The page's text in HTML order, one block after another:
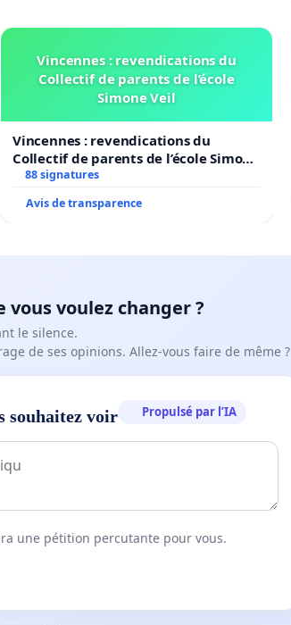
Vincennes : revendications du
Collectif de parents de l’école
Simone Veil
Vincennes : revendications du
Collectif de parents de l’école Simone
Veil
88 signatures
Avis de transparence
vous voulez changer ?
le silence.
de ses opinions. Allez-vous faire de même ?
souhaitez voir Propulsé par l’IA
une pétition percutante pour vous.